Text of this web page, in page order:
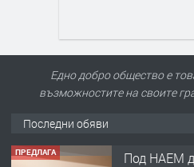
Едно добро общество е
възможностите на своите
Последни обяви
ПРЕДЛАГА
Нов